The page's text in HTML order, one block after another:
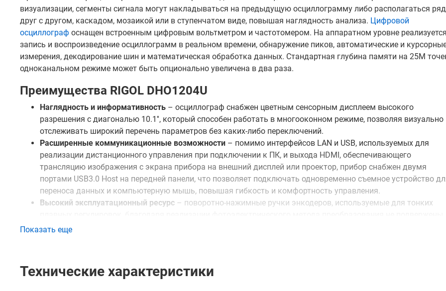
визуализации, сегменты сигнала могут накладываться на предыдущую осциллограмму либо располагаться
друг с другом, каскадом, мозаикой или в ступенчатом виде, повышая наглядность анализа. Цифровой
осциллограф оснащен встроенным цифровым вольтметром и частотомером. На аппаратном уровне
запись и воспроизведение осциллограмм в реальном времени, обнаружение пиков, автоматические и
измерения, декодирование шин и математическая обработка данных. Стандартная глубина памяти на 25M
одноканальном режиме может быть опционально увеличена в два раза.
Преимущества RIGOL DHO1204U
Наглядность и информативность – осциллограф снабжен цветным сенсорным дисплеем высокого
разрешения с диагональю 10.1'', который способен работать в многооконном режиме, позволяя визуально
отслеживать широкий перечень параметров без каких-либо переключений.
Расширенные коммуникационные возможности – помимо интерфейсов LAN и USB, используемых для
реализации дистанционного управления при подключении к ПК, и выхода HDMI, обеспечивающего
трансляцию изображения с экрана прибора на внешний дисплей или проектор, прибор снабжен двумя
портами USB3.0 Host на передней панели, что позволяет подключать одновременно съемное устройство
переноса данных и компьютерную мышь, повышая гибкость и комфортность управления.
Высокий эксплуатационный ресурс – поворотно-нажимные ручки энкодеров, используемые для тонких
физическому износу, сохраняя свои функции на протяжении всего срока службы прибора.
непосредственно через сайт – с помощью формы обратной связи или воспользовавшись чатом с онлайн-
Показать еще
Технические характеристики